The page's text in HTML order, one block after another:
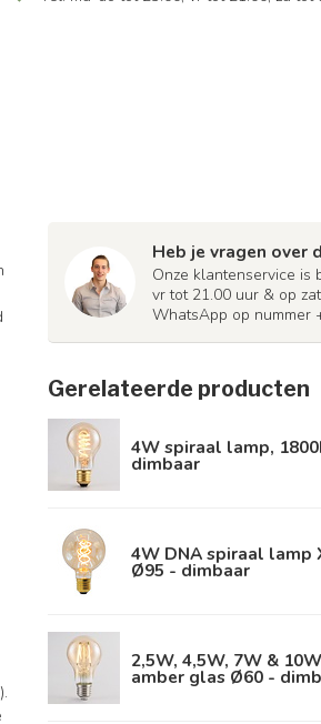
Heb je vragen over
Onze klantenservice is
vr tot 21.00 uur & op
WhatsApp op nummer
Gerelateerde producten
4W spiraal lamp,
dimbaar
4W DNA spiraal lamp
Ø95 - dimbaar
2,5W, 4,5W, 7W &
amber glas Ø60 -